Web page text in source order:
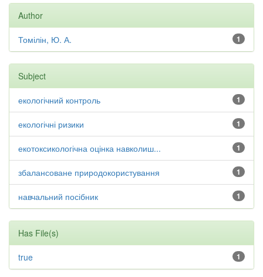
Author
1
Томілін, Ю. А.
Subject
1
екологічний контроль
1
екологічні ризики
1
екотоксикологічна оцінка навколиш...
1
збалансоване природокористування
1
навчальний посібник
Has File(s)
1
true